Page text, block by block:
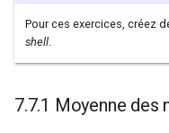
Pour ces exercices, créez
shell
7.7.1 Moyenne des